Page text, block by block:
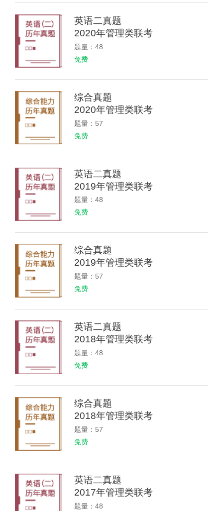
英语二真题
2020年管理类联考
题量：48
免费
综合真题
2020年管理类联考
题量：57
免费
英语二真题
2019年管理类联考
题量：48
免费
综合真题
2019年管理类联考
题量：57
免费
英语二真题
2018年管理类联考
题量：48
免费
综合真题
2018年管理类联考
题量：57
免费
英语二真题
2017年管理类联考
题量：48